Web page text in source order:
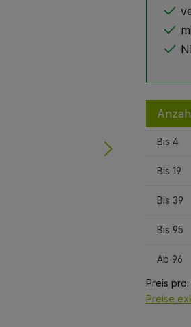
Bis 4
Bis 19
Bis 39
Bis 95
Ab 96
Preis pro:
Preise